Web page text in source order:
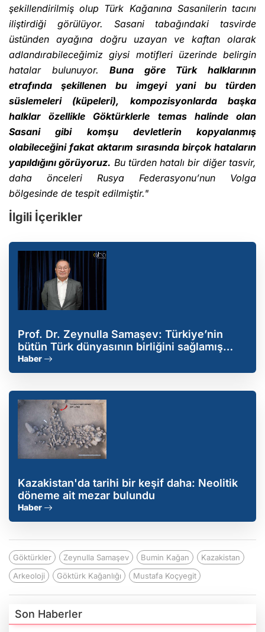
şekillendirilmiş olup Türk Kağanına Sasanilerin tacını
iliştirdiği görülüyor. Sasani tabağındaki tasvirde
üstünden ayağına doğru uzayan ve kaftan olarak
adlandırabileceğimiz giysi motifleri üzerinde belirgin
hatalar bulunuyor.Buna göre Türk halklarının
etrafında şekillenen bu imgeyi yani bu türden
süslemeleri (küpeleri), kompozisyonlarda başka
halklar özellikle Göktürklerle temas halinde olan
Sasani gibi komşu devletlerin kopyalanmış
olabileceğini fakat aktarım sırasında birçok hataların
yapıldığını görüyoruz. Bu türden hatalı bir diğer tasvir,
daha önceleri Rusya Federasyonu’nun Volga
bölgesinde de tespit edilmiştir."
İlgili İçerikler
Prof. Dr. Zeynulla Samaşev: Türkiye’nin
bütün Türk dünyasının birliğini sağlamış
büyük bir cumhuriyet olmasını arzu
ediyoruz
Haber
Kazakistan'da tarihi bir keşif daha: Neolitik
döneme ait mezar bulundu
Haber
Göktürkler Zeynulla Samaşev Bumin Kağan
Kazakistan
Arkeoloji
Göktürk Kağanlığı Mustafa Koçyegit
Son Haberler